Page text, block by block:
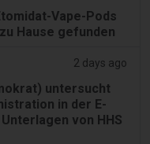
Vape-Pods
Hause gefunden
2 days ago
untersucht
in der E-
von HHS